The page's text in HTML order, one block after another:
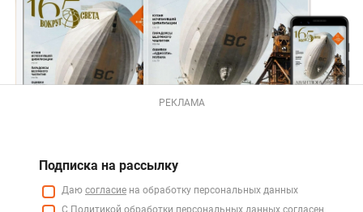
РЕКЛАМА
Подписка на рассылку
Даю согласие на обработку персональных данных